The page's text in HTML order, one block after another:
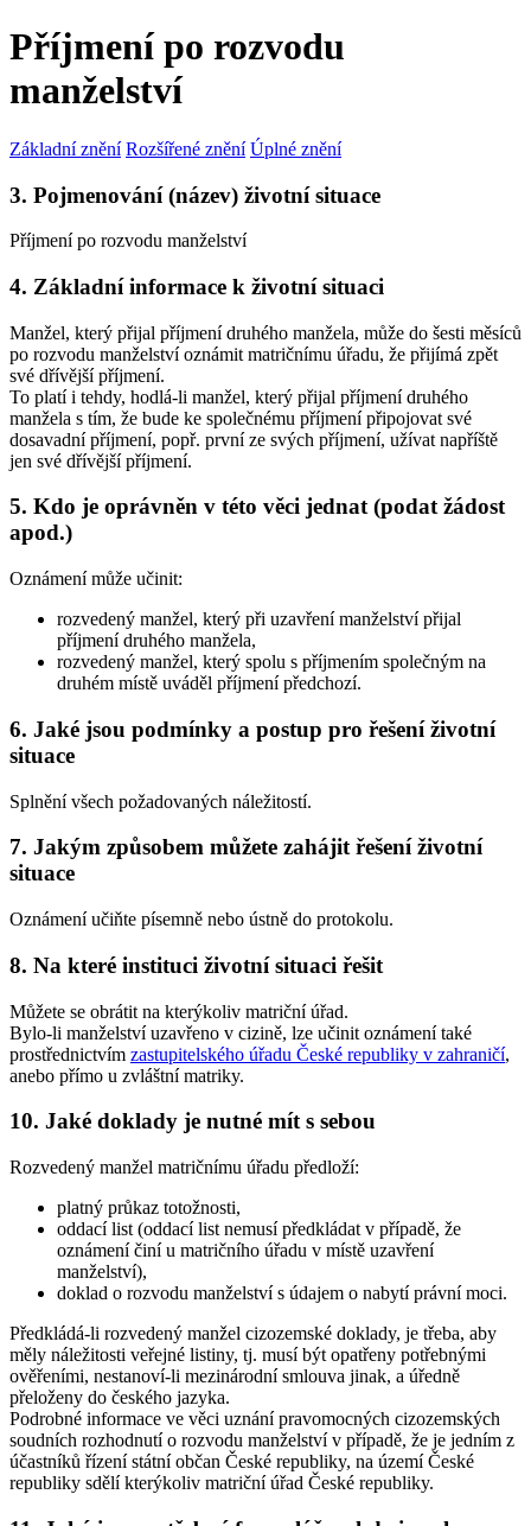
Příjmení po rozvodu
manželství
Základní znění Rozšířené znění Úplné znění
3. Pojmenování (název) životní situace
Příjmení po rozvodu manželství
4. Základní informace k životní situaci
Manžel, který přijal příjmení druhého manžela, může do šesti měsíců
po rozvodu manželství oznámit matričnímu úřadu, že přijímá zpět
své dřívější příjmení.
To platí i tehdy, hodlá-li manžel, který přijal příjmení druhého
manžela s tím, že bude ke společnému příjmení připojovat své
dosavadní příjmení, popř. první ze svých příjmení, užívat napříště
jen své dřívější příjmení.
5. Kdo je oprávněn v této věci jednat (podat žádost
apod.)
Oznámení může učinit:
rozvedený manžel, který při uzavření manželství přijal
příjmení druhého manžela,
rozvedený manžel, který spolu s příjmením společným na
druhém místě uváděl příjmení předchozí.
6. Jaké jsou podmínky a postup pro řešení životní
situace
Splnění všech požadovaných náležitostí.
7. Jakým způsobem můžete zahájit řešení životní
situace
Oznámení učiňte písemně nebo ústně do protokolu.
8. Na které instituci životní situaci řešit
Můžete se obrátit na kterýkoliv matriční úřad.
Bylo-li manželství uzavřeno v cizině, lze učinit oznámení také
prostřednictvím zastupitelského úřadu České republiky v zahraničí,
anebo přímo u zvláštní matriky.
10. Jaké doklady je nutné mít s sebou
Rozvedený manžel matričnímu úřadu předloží:
platný průkaz totožnosti,
oddací list (oddací list nemusí předkládat v případě, že
oznámení činí u matričního úřadu v místě uzavření
manželství),
doklad o rozvodu manželství s údajem o nabytí právní moci.
Předkládá-li rozvedený manžel cizozemské doklady, je třeba, aby
měly náležitosti veřejné listiny, tj. musí být opatřeny potřebnými
ověřeními, nestanoví-li mezinárodní smlouva jinak, a úředně
přeloženy do českého jazyka.
Podrobné informace ve věci uznání pravomocných cizozemských
soudních rozhodnutí o rozvodu manželství v případě, že je jedním z
účastníků řízení státní občan České republiky, na území České
republiky sdělí kterýkoliv matriční úřad České republiky.